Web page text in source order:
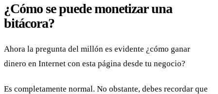
¿Cómo se puede monetizar una
bitácora?
Ahora la pregunta del millón es evidente ¿cómo ganar
dinero en Internet con esta página desde tu negocio?
Es completamente normal. No obstante, debes recordar que